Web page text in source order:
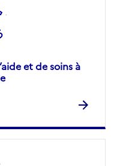
et de soins à